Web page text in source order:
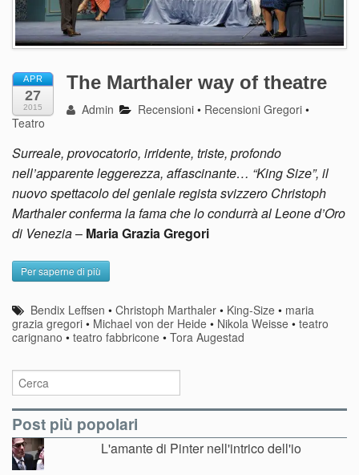
APR
27
2015
The Marthaler way of theatre
Admin Recensioni • Recensioni Gregori •
Teatro
Surreale, provocatorio, irridente, triste, profondo
nell’apparente leggerezza, affascinante… “King Size”, il
nuovo spettacolo del geniale regista svizzero Christoph
Marthaler conferma la fama che lo condurrà al Leone d’Oro
di Venezia– Maria Grazia Gregori
Per saperne di più
Bendix Leffsen •Christoph Marthaler • King-Size • maria
grazia gregori • Michael von der Heide • Nikola Weisse • teatro
carignano • teatro fabbricone • Tora Augestad
Post più popolari
L'amante di Pinter nell'intrico dell'io